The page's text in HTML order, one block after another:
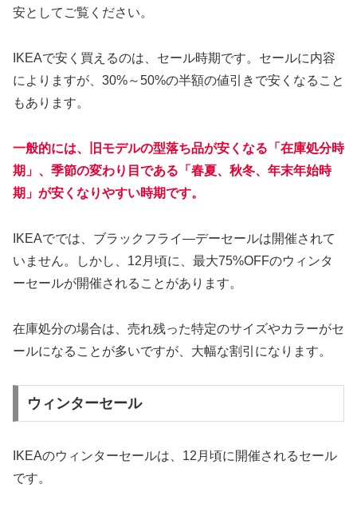
安としてご覧ください。
IKEAで安く買えるのは、セール時期です。セールに内容
によりますが、30%～50%の半額の値引きで安くなること
もあります。
一般的には、旧モデルの型落ち品が安くなる「在庫処分時
期」、季節の変わり目である「春夏、秋冬、年末年始時
期」が安くなりやすい時期です。
IKEAででは、ブラックフライ―デーセールは開催されて
いません。しかし、12月頃に、最大75%OFFのウィンタ
ーセールが開催されることがあります。
在庫処分の場合は、売れ残った特定のサイズやカラーがセ
ールになることが多いですが、大幅な割引になります。
ウィンターセール
IKEAのウィンターセールは、12月頃に開催されるセール
です。